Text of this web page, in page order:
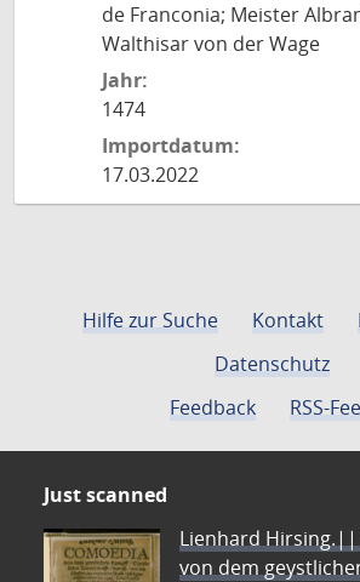
de Franconia; Meister
Walthisar von der Wage
Jahr:
1474
Importdatum:
17.03.2022
Hilfe zur Suche Kontakt
Datenschutz
Feedback
RSS-
Just scanned
Lienhard Hirsing.||
von dem